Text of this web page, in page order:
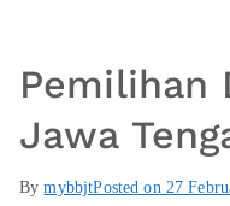
Pemilihan
Jawa
BymybbjtPosted on 27